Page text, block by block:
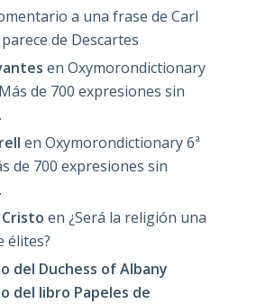
a una frase de Carl
de Descartes
en Oxymorondictionary
de 700 expresiones sin
en Oxymorondictionary 6ª
de 700 expresiones sin
en ¿Será la religión una
élites?
del Duchess of Albany
del libro Papeles de